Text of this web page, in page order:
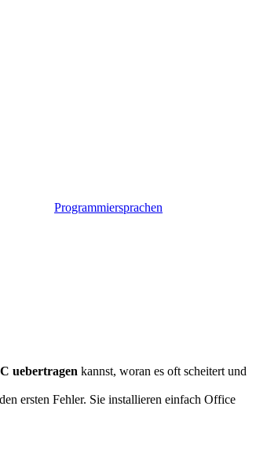
Programmiersprachen
uebertragen kannst, woran es oft scheitert und
ersten Fehler. Sie installieren einfach Office